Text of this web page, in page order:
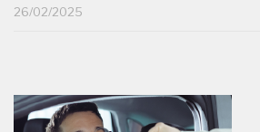
26/02/2025